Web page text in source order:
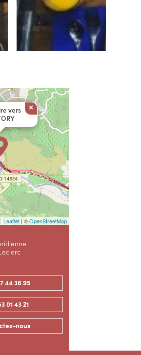
vers
×
Leaflet | ©OpenStreetMap
44 36 95
01 43 21
nous